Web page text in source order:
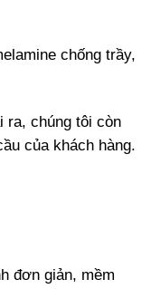
chống trầy,
ra, chúng tôi còn
của khách hàng.
đơn giản, mềm